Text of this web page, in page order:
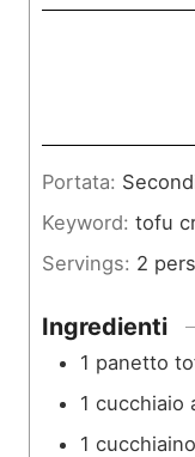
Portata:
Keyword: tofu
Servings: 2
Ingredienti
1 panetto
1 cucchiaio
1 cucchiaino